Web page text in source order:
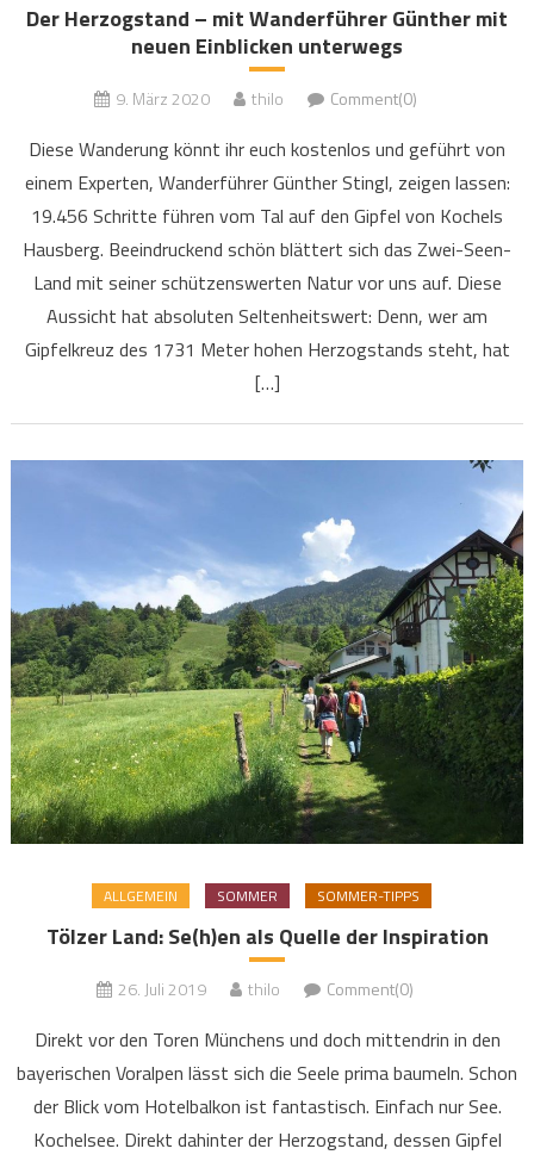
Der Herzogstand – mit Wanderführer Günther mit
neuen Einblicken unterwegs
9. März 2020 thilo Comment(0)
Diese Wanderung könnt ihr euch kostenlos und geführt von
einem Experten, Wanderführer Günther Stingl, zeigen lassen:
19.456 Schritte führen vom Tal auf den Gipfel von Kochels
Hausberg. Beeindruckend schön blättert sich das Zwei-Seen-
Land mit seiner schützenswerten Natur vor uns auf. Diese
Aussicht hat absoluten Seltenheitswert: Denn, wer am
Gipfelkreuz des 1731 Meter hohen Herzogstands steht, hat
[…]
ALLGEMEIN SOMMER SOMMER-TIPPS
Tölzer Land: Se(h)en als Quelle der Inspiration
26. Juli 2019 thilo Comment(0)
Direkt vor den Toren Münchens und doch mittendrin in den
bayerischen Voralpen lässt sich die Seele prima baumeln. Schon
der Blick vom Hotelbalkon ist fantastisch. Einfach nur See.
Kochelsee. Direkt dahinter der Herzogstand, dessen Gipfel